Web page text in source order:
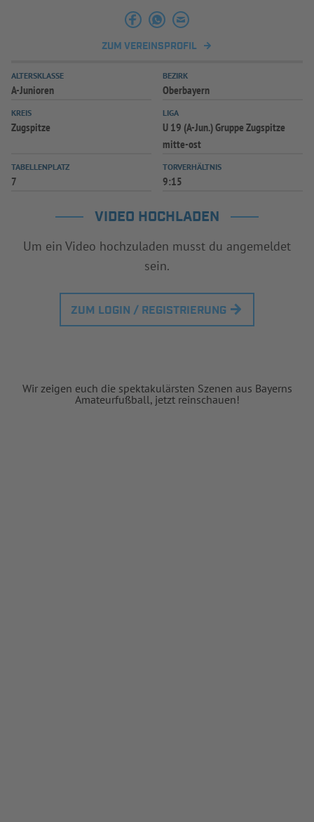
ZUM VEREINSPROFIL
ALTERSKLASSE
A-Junioren
BEZIRK
Oberbayern
KREIS
Zugspitze
LIGA
U 19 (A-Jun.) Gruppe Zugspitze
mitte-ost
TABELLENPLATZ
7
TORVERHÄLTNIS
9:15
VIDEO HOCHLADEN
Um ein Video hochzuladen musst du angemeldet
sein.
ZUM LOGIN / REGISTRIERUNG
Wir zeigen euch die spektakulärsten Szenen aus Bayerns
Amateurfußball, jetzt reinschauen!